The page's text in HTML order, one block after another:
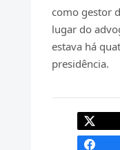
como gestor
lugar do
estava há
presidência.